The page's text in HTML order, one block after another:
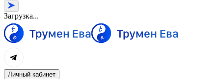
Загрузка...
Личный кабинет